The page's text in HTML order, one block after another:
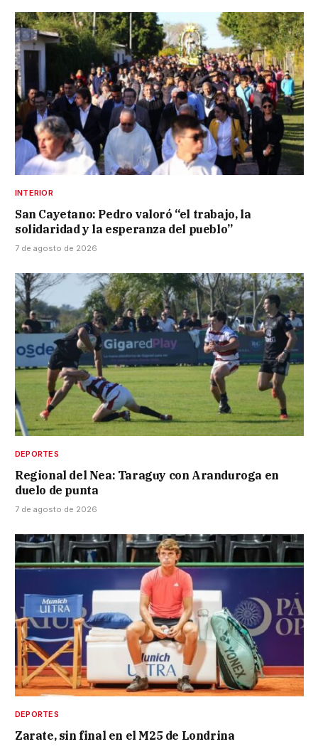
INTERIOR
San Cayetano: Pedro valoró “el trabajo, la
solidaridad y la esperanza del pueblo”
7 de agosto de 2026
DEPORTES
Regional del Nea: Taraguy con Aranduroga en
duelo de punta
7 de agosto de 2026
DEPORTES
Zarate, sin final en el M25 de Londrina